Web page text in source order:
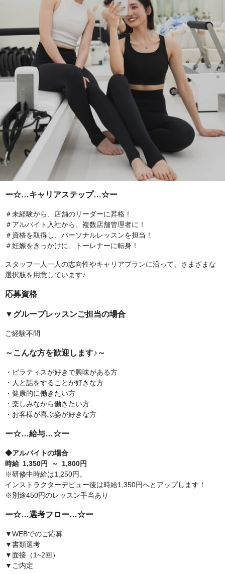
ー☆…キャリアステップ…☆ー
＃未経験から、店舗のリーダーに昇格！
＃アルバイト入社から、複数店舗管理者に！
＃資格を取得し、パーソナルレッスンを担当！
＃妊娠をきっかけに、トーレナーに転身！
スタッフ一人一人の志向性やキャリアプランに沿って、さまざまな
選択肢を用意しています♪
応募資格
▼グループレッスンご担当の場合
ご経験不問
～こんな方を歓迎します♪～
・ピラティスが好きで興味がある方
・人と話をすることが好きな方
・健康的に働きたい方
・楽しみながら働きたい方
・お客様が喜ぶ姿が好きな方
ー☆…給与…☆ー
◆アルバイトの場合
時給 1,350円 ～ 1,800円
※研修中時給は1,250円。
インストラクターデビュー後は時給1,350円へとアップします！
※別途450円のレッスン手当あり
ー☆…選考フロー…☆ー
▼WEBでのご応募
▼書類選考
▼面接（1~2回）
▼ご内定